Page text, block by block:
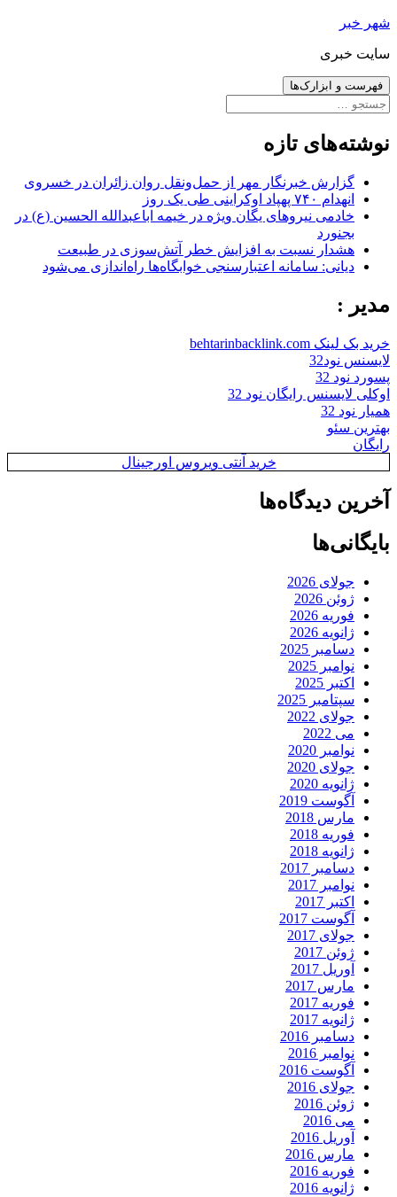
رفتن
نوشته‌ها
شهر خبر
سایت خبری
فهرست و ابزارک‌ها
جستجو
نوشته‌های تازه
گزارش خبرنگار مهر از حمل‌ونقل روان زائران در خسروی
انهدام ۷۴۰ پهپاد اوکراینی طی یک روز
خادمی نیروهای یگان ویژه در خیمه اباعبدالله الحسین (ع) در
بجنورد
هشدار نسبت به افزایش خطر آتش‌سوزی در طبیعت
دیانی: سامانه اعتبارسنجی خوابگاه‌ها راه‌اندازی می‌شود
مدیر :
خرید بک لینک behtarinbacklink.com
لایسنس نود32
پسورد نود 32
اوکلی لایسنس رایگان نود 32
همیار نود 32
بهترین سئو
رایگان
خرید آنتی ویروس اورجینال
آخرین دیدگاه‌ها
بایگانی‌ها
جولای 2026
ژوئن 2026
فوریه 2026
ژانویه 2026
دسامبر 2025
نوامبر 2025
اکتبر 2025
سپتامبر 2025
جولای 2022
می 2022
نوامبر 2020
جولای 2020
ژانویه 2020
آگوست 2019
مارس 2018
فوریه 2018
ژانویه 2018
دسامبر 2017
نوامبر 2017
اکتبر 2017
آگوست 2017
جولای 2017
ژوئن 2017
آوریل 2017
مارس 2017
فوریه 2017
ژانویه 2017
دسامبر 2016
نوامبر 2016
آگوست 2016
جولای 2016
ژوئن 2016
می 2016
آوریل 2016
مارس 2016
فوریه 2016
ژانویه 2016